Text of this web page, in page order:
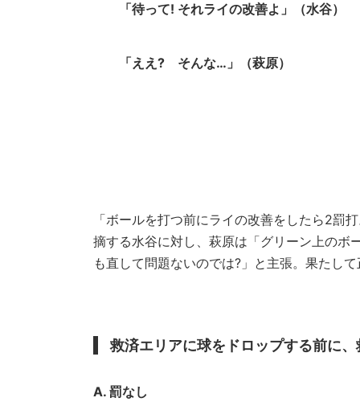
「待って! それライの改善よ」（水谷）
「ええ? そんな…」（萩原）
「ボールを打つ前にライの改善をしたら2罰
摘する水谷に対し、萩原は「グリーン上のボ
も直して問題ないのでは?」と主張。果たし
救済エリアに球をドロップする前に
A. 罰なし